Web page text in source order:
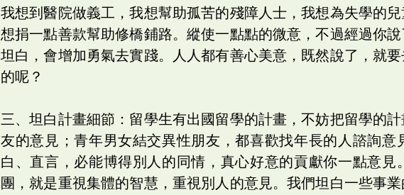
我想到醫院做義工，我想幫助孤苦的殘障人士，我想為失學的
想捐一點善款幫助修橋鋪路。縱使一點點的微意，不過經過你
坦白，會增加勇氣去實踐。人人都有善心美意，既然說了，就
的呢？
三、坦白計畫細節：留學生有出國留學的計畫，不妨把留學的
友的意見；青年男女結交異性朋友，都喜歡找年長的人諮詢意
白、直言，必能博得別人的同情，真心好意的貢獻你一點意
團，就是重視集體的智慧，重視別人的意見。我們坦白一些事